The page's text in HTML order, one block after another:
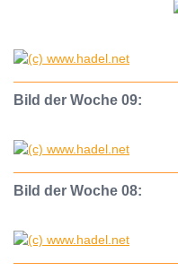
Bild der Woche 09:
Bild der Woche 08: